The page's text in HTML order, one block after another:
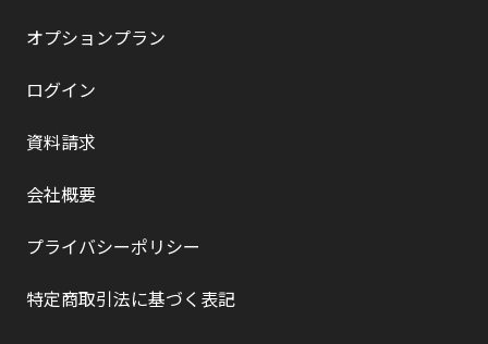
オプションプラン
ログイン
資料請求
会社概要
プライバシーポリシー
特定商取引法に基づく表記